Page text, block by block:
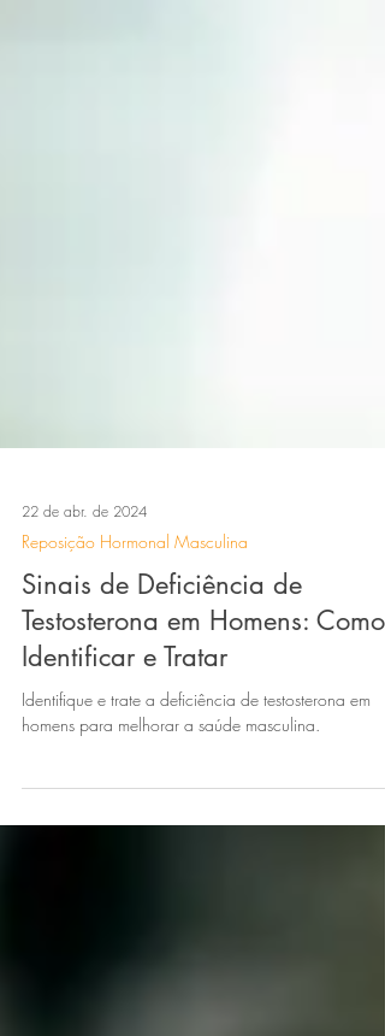
22 de abr. de 2024
Reposição Hormonal Masculina
Sinais de Deficiência de
Identificar e Tratar
Identifique e trate a deficiência de testosterona em